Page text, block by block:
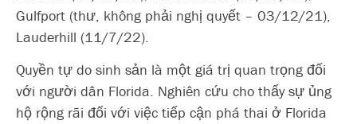
Gulfport (thư, không phải nghị quyết – 03/12/21),
Lauderhill (11/7/22).
Quyền tự do sinh sản là một giá trị quan trọng đối
với người dân Florida. Nghiên cứu cho thấy sự ủng
hộ rộng rãi đối với việc tiếp cận phá thai ở Florida